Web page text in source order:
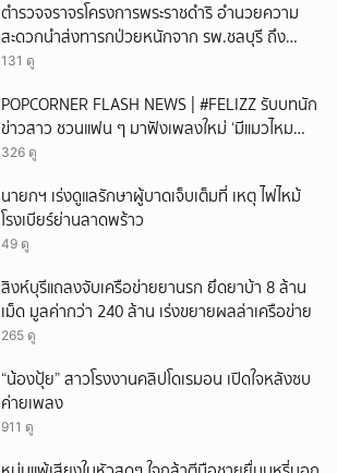
ตำรวจจราจรโครงการพระราชดำริ อำนวยความ
สะดวกนำส่งทารกป่วยหนักจาก รพ.ชลบุรี ถึง
รพ.ศิริราช
131 ดู
POPCORNER FLASH NEWS | #FELIZZ รับบทนัก
ข่าวสาว ชวนแฟน ๆ มาฟังเพลงใหม่ ‘มีแมวไหม
(Catch Me If You Can)’
326 ดู
นายกฯ เร่งดูแลรักษาผู้บาดเจ็บเต็มที่ เหตุ ไฟไหม้
โรงเบียร์ย่านลาดพร้าว
49 ดู
สิงห์บุรีแถลงจับเครือข่ายยานรก ยึดยาบ้า 8 ล้าน
เม็ด มูลค่ากว่า 240 ล้าน เร่งขยายผลล่าเครือข่าย
265 ดู
“น้องปุ้ย” สาวโรงงานคลิปโดเรมอน เปิดใจหลังซบ
ค่ายเพลง
911 ดู